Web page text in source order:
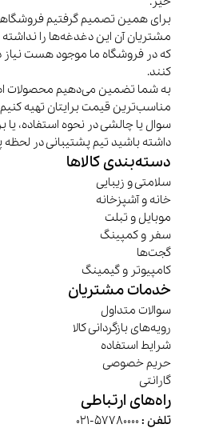
برای همین تصمیم گرفتیم فروشگاهی
مشتریان آن این دغدغه‌ها را نداشته
که در فروشگاه ما موجود هست نیاز
کنند.
به شما تضمین می‌دهیم محصولات
مناسب‌ترین قیمت برایتان تهیه
سوال یا چالشی در نحوه استفاده، یا
داشته باشید تیم پشتیبانی در
دسته‌بندی کالاها
سلامتی و زیبایی
خانه و آشپزخانه
موبایل و تبلت
سفر و کمپینگ
گجت‌ها
کامپیوتر و گیمینگ
خدمات مشتریان
سوالات متداول
رویه‌های بازگردانی کالا
شرایط استفاده
حریم خصوصی
گارانتی
راه‌های ارتباطی
تلفن :